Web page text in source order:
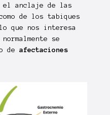
el anclaje de las
de los tabiques
que nos interesa
se
de afectaciones